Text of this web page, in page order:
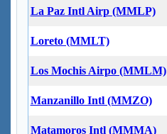
La Paz Intl Airp (MMLP)
Loreto (MMLT)
Los Mochis Airpo (MMLM)
Manzanillo Intl (MMZO)
Matamoros Intl (MMMA)